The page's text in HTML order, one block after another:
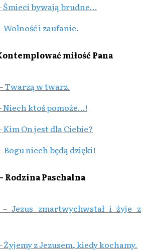
Śmieci bywają brudne…
Wolność i zaufanie.
miłość Pana
Twarzą w twarz.
Niech ktoś pomoże…!
Kim On jest dla Ciebie?
Bogu niech będą dzięki!
Rodzina Paschalna
– Jezus zmartwychwstał i żyje z
Żyjemy z Jezusem, kiedy kochamy.